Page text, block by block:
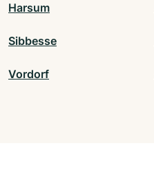
Harsum
Sibbesse
Vordorf